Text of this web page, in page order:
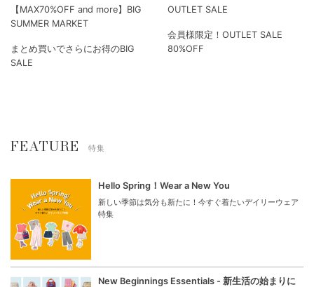
【MAX70%OFF and more】BIG
SUMMER MARKET
まとめ買いでさらにお得のBIG
SALE
OUTLET SALE
会員様限定！OUTLET SALE
80%OFF
FEATURE 特集
Hello Spring！Wear a New You
新しい季節は気分も新たに！今すぐ着たいデイリーウェア
特集
New Beginnings Essentials - 新生活の始まりに